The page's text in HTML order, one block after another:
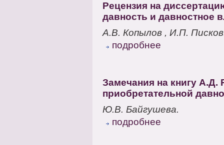
Рецензия на
давность и давностное
А.В. Копылов , И.П.
подробнее
Замечания на книгу
приобретательной
Ю.В. Байгушева.
подробнее